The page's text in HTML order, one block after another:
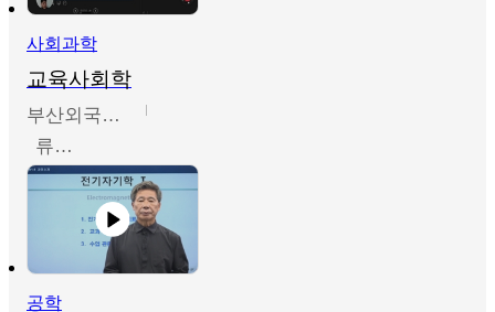
사회과학
교육사회학
부산외국어대학교
류영철
공학